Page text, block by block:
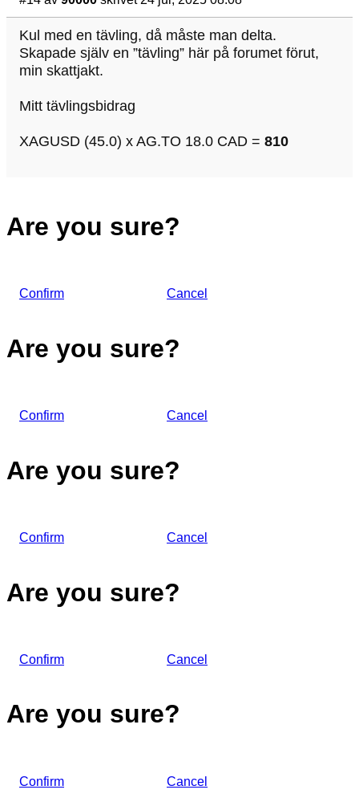
Kul med en tävling, då måste man delta.
Skapade själv en ”tävling” här på forumet förut,
min skattjakt.
Mitt tävlingsbidrag
XAGUSD (45.0) x AG.TO 18.0 CAD = 810
Are you sure?
Confirm Cancel
Are you sure?
Confirm Cancel
Are you sure?
Confirm Cancel
Are you sure?
Confirm Cancel
Are you sure?
Confirm Cancel